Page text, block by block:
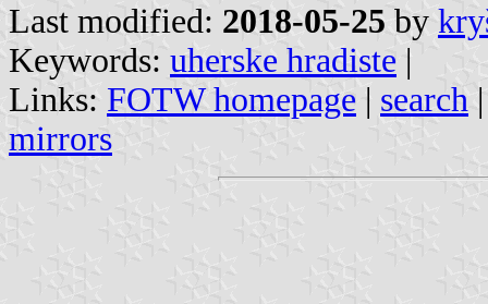
Last modified: 2018-05-25 by
Keywords: uherske hradiste |
Links: FOTW homepage | search
mirrors